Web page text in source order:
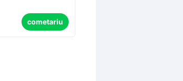
cometariu